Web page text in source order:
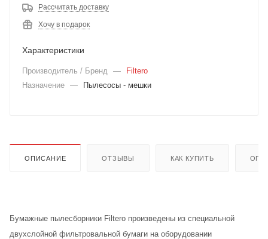
Рассчитать доставку
Хочу в подарок
Характеристики
Производитель / Бренд —
Filtero
Назначение — Пылесосы - мешки
ОПИСАНИЕ ОТЗЫВЫ КАК КУПИТЬ
Бумажные пылесборники Filtero произведены из специальной
двухслойной фильтровальной бумаги на оборудовании